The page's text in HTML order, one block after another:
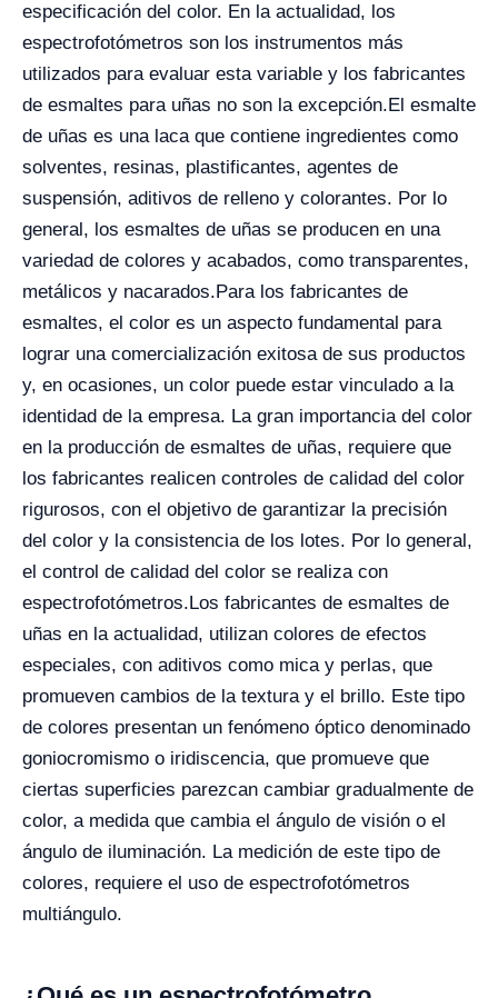
especificación del color. En la actualidad, los
espectrofotómetros son los instrumentos más
utilizados para evaluar esta variable y los fabricantes
de esmaltes para uñas no son la excepción.El esmalte
de uñas es una laca que contiene ingredientes como
solventes, resinas, plastificantes, agentes de
suspensión, aditivos de relleno y colorantes. Por lo
general, los esmaltes de uñas se producen en una
variedad de colores y acabados, como transparentes,
metálicos y nacarados.Para los fabricantes de
esmaltes, el color es un aspecto fundamental para
lograr una comercialización exitosa de sus productos
y, en ocasiones, un color puede estar vinculado a la
identidad de la empresa. La gran importancia del color
en la producción de esmaltes de uñas, requiere que
los fabricantes realicen controles de calidad del color
rigurosos, con el objetivo de garantizar la precisión
del color y la consistencia de los lotes. Por lo general,
el control de calidad del color se realiza con
espectrofotómetros.Los fabricantes de esmaltes de
uñas en la actualidad, utilizan colores de efectos
especiales, con aditivos como mica y perlas, que
promueven cambios de la textura y el brillo. Este tipo
de colores presentan un fenómeno óptico denominado
goniocromismo o iridiscencia, que promueve que
ciertas superficies parezcan cambiar gradualmente de
color, a medida que cambia el ángulo de visión o el
ángulo de iluminación. La medición de este tipo de
colores, requiere el uso de espectrofotómetros
multiángulo.